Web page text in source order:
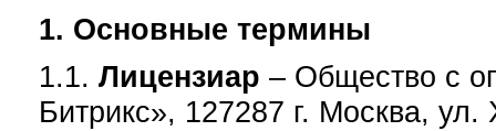
1. Основные термины
1.1. Лицензиар – Общество с
Битрикс», 127287 г. Москва,